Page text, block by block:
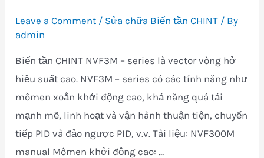
Leave a Comment / Sửa chữa Biến tần CHINT / By
admin
Biến tần CHINT NVF3M – series là vector vòng hở
hiệu suất cao. NVF3M – series có các tính năng như
mômen xoắn khởi động cao, khả năng quá tải
mạnh mẽ, linh hoạt và vận hành thuận tiện, chuyển
tiếp PID và đảo ngược PID, v.v. Tài liệu: NVF300M
manual Mômen khởi động cao: …